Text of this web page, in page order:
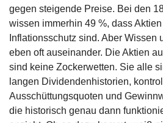
gegen steigende Preise. Bei den
wissen immerhin 49 %, dass
Inflationsschutz sind. Aber Wissen
eben oft auseinander. Die Aktien
sind keine Zockerwetten. Sie alle
langen Dividendenhistorien,
Ausschüttungsquoten und
die historisch genau dann